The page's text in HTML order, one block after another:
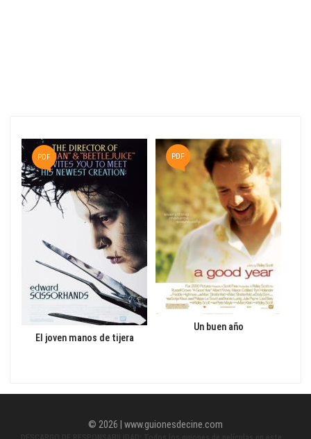
El joven manos de tijera
PDF
Un buen año
PDF
© 2026 | www.guionesdecine.com